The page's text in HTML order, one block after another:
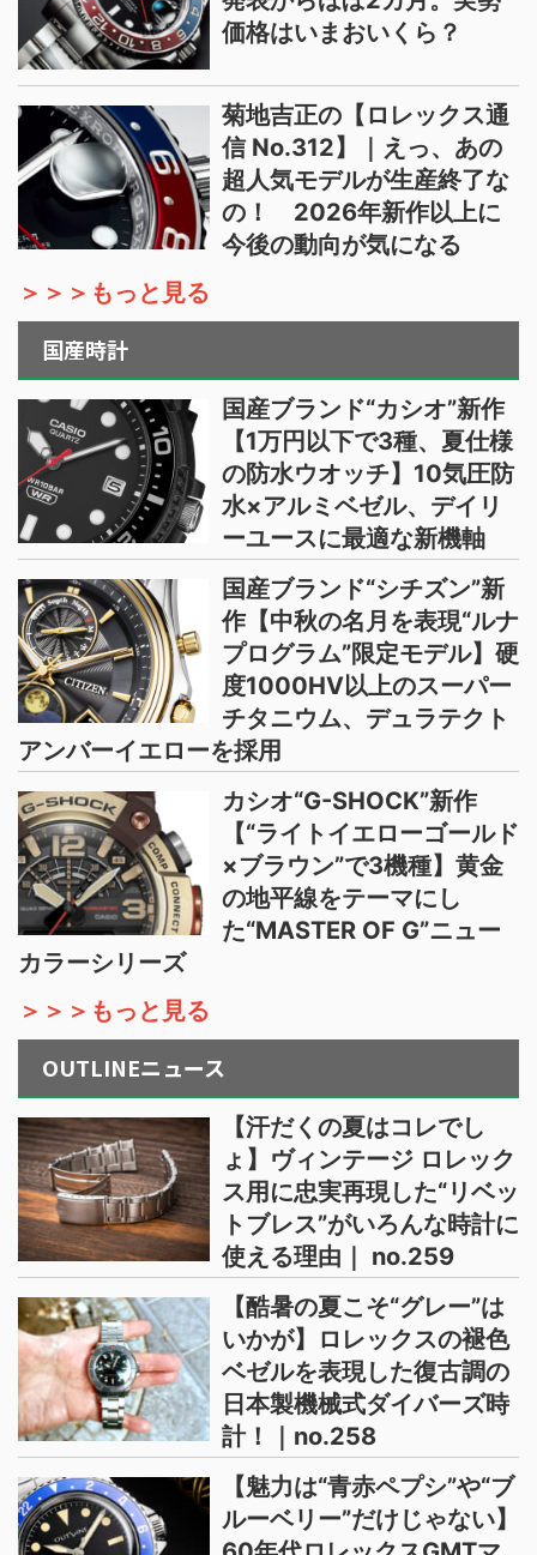
価格はいまおいくら？
菊地吉正の【ロレックス通
信 No.312】｜えっ、あの
超人気モデルが生産終了な
の！ 2026年新作以上に
今後の動向が気になる
＞＞＞もっと見る
国産時計
国産ブランド“カシオ”新作
【1万円以下で3種、夏仕様
の防水ウオッチ】10気圧防
水×アルミベゼル、デイリ
ーユースに最適な新機軸
国産ブランド“シチズン”新
作【中秋の名月を表現“ルナ
プログラム”限定モデル】硬
度1000HV以上のスーパー
チタニウム、デュラテクト
アンバーイエローを採用
カシオ“G-SHOCK”新作
【“ライトイエローゴールド
×ブラウン”で3機種】黄金
の地平線をテーマにし
た“MASTER OF G”ニュー
カラーシリーズ
＞＞＞もっと見る
OUTLINEニュース
【汗だくの夏はコレでし
ょ】ヴィンテージ ロレック
ス用に忠実再現した“リベッ
トブレス”がいろんな時計に
使える理由｜ no.259
【酷暑の夏こそ“グレー”は
いかが】ロレックスの褪色
ベゼルを表現した復古調の
日本製機械式ダイバーズ時
計！｜no.258
【魅力は“青赤ペプシ”や“ブ
ルーベリー”だけじゃない】